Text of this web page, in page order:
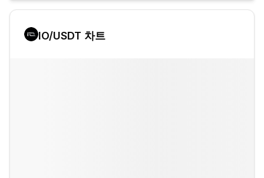
IO/USDT 차트